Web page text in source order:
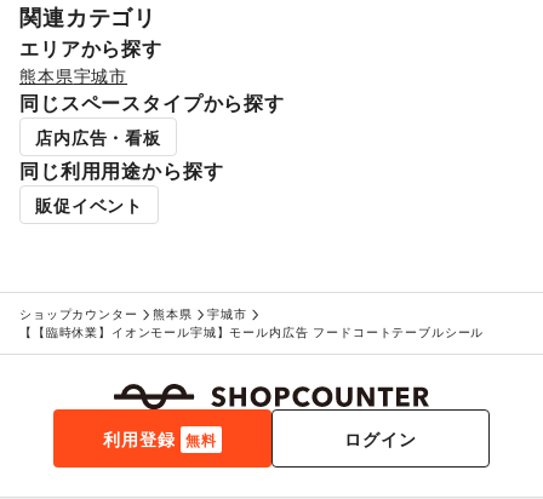
関連カテゴリ
エリアから探す
熊本県宇城市
同じスペースタイプから探す
店内広告・看板
同じ利用用途から探す
販促イベント
ショップカウンター 熊本県
宇城市
【【臨時休業】イオンモール宇城】モール内広告 フードコートテーブルシール
利用登録 無料 ログイン